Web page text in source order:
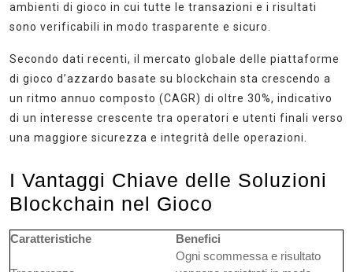
ambienti di gioco in cui tutte le transazioni e i risultati
sono verificabili in modo trasparente e sicuro.
Secondo dati recenti, il mercato globale delle piattaforme
di gioco d’azzardo basate su blockchain sta crescendo a
un ritmo annuo composto (CAGR) di oltre 30%, indicativo
di un interesse crescente tra operatori e utenti finali verso
una maggiore sicurezza e integrità delle operazioni.
I Vantaggi Chiave delle Soluzioni
Blockchain nel Gioco
Caratteristiche Benefici
Ogni scommessa e risultato